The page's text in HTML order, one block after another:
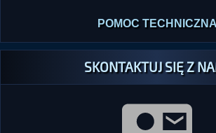
POMOC TECHNICZNA
SKONTAKTUJ SIĘ Z